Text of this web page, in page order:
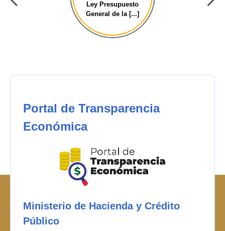
Ley Presupuesto
General de la [...]
Portal de Transparencia
Económica
Ministerio de Hacienda y Crédito
Público